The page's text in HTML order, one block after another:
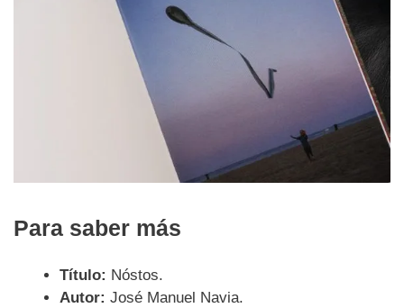
Para saber más
Título: Nóstos.
Autor: José Manuel Navia.